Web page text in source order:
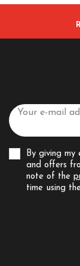
By giving my
and offers
note of the
time using